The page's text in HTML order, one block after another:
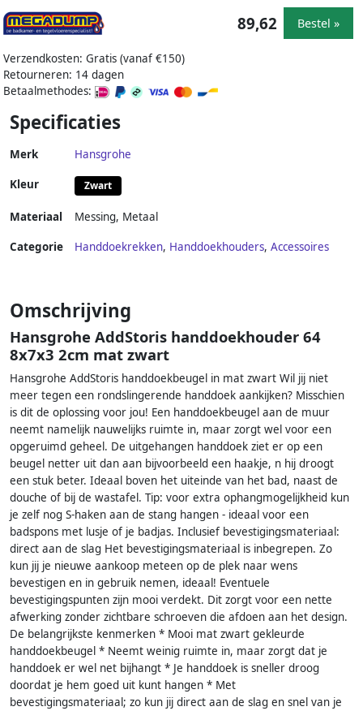
Verzendkosten: Gratis (vanaf €150)
Retourneren: 14 dagen
Betaalmethodes:
89,62 Bestel »
Specificaties
Merk Hansgrohe
Kleur Zwart
Materiaal Messing, Metaal
Categorie Handdoekrekken, Handdoekhouders, Accessoires
Omschrijving
Hansgrohe AddStoris handdoekhouder 64
8x7x3 2cm mat zwart
Hansgrohe AddStoris handdoekbeugel in mat zwart Wil jij niet
meer tegen een rondslingerende handdoek aankijken? Misschien
is dit de oplossing voor jou! Een handdoekbeugel aan de muur
neemt namelijk nauwelijks ruimte in, maar zorgt wel voor een
opgeruimd geheel. De uitgehangen handdoek ziet er op een
beugel netter uit dan aan bijvoorbeeld een haakje, n hij droogt
een stuk beter. Ideaal boven het uiteinde van het bad, naast de
douche of bij de wastafel. Tip: voor extra ophangmogelijkheid kun
je zelf nog S-haken aan de stang hangen - ideaal voor een
badspons met lusje of je badjas. Inclusief bevestigingsmateriaal:
direct aan de slag Het bevestigingsmateriaal is inbegrepen. Zo
kun jij je nieuwe aankoop meteen op de plek naar wens
bevestigen en in gebruik nemen, ideaal! Eventuele
bevestigingspunten zijn mooi verdekt. Dit zorgt voor een nette
afwerking zonder zichtbare schroeven die afdoen aan het design.
De belangrijkste kenmerken * Mooi mat zwart gekleurde
handdoekbeugel * Neemt weinig ruimte in, maar zorgt dat je
handdoek er wel net bijhangt * Je handdoek is sneller droog
doordat je hem goed uit kunt hangen * Met
bevestigingsmateriaal; zo kun jij direct aan de slag en snel van je